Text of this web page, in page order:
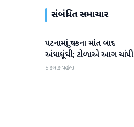
સંબંધિત સમાચાર
રાષ્ટ્રીય
પટનામાં યુવકના મોત બાદ
અંધાધૂંધી; ટોળાએ આગ ચાંપી
5 કલાક પહેલા